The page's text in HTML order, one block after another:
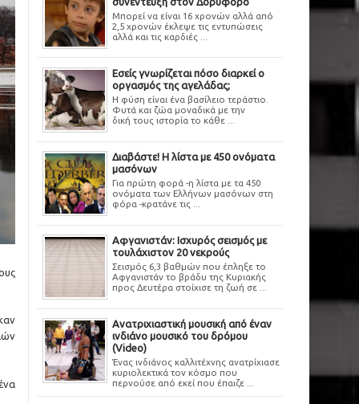
Μπορεί να είναι 16 χρονών αλλά από
2,5 χρονών έκλεψε τις εντυπώσεις
αλλά και τις καρδιές ...
Εσείς γνωρίζεται πόσο διαρκεί ο
οργασμός της αγελάδας;
Η φύση είναι ένα βασίλειο τεράστιο.
Φυτά και ζώα μοναδικά με την
δική τους ιστορία το κάθε ...
Διαβάστε! Η λίστα με 450 ονόματα
μασόνων
Για πρώτη φορά -η λίστα με τα 450
ονόματα των Ελλήνων μασόνων στη
φόρα -κρατάνε τις ...
Αφγανιστάν: Ισχυρός σεισμός με
τουλάχιστον 20 νεκρούς
Σεισμός 6,3 βαθμών που έπληξε το
Αφγανιστάν το βράδυ της Κυριακής
προς Δευτέρα στοίχισε τη ζωή σε ...
Ανατριχιαστική μουσική από έναν
ινδιάνο μουσικό του δρόμου
(Video)
Ένας ινδιάνος καλλιτέχνης ανατρίχιασε
κυριολεκτικά τον κόσμο που
περνούσε από εκεί που έπαιζε ...